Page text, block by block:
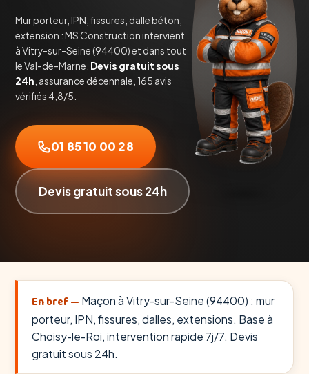
Mur porteur, IPN, fissures, dalle béton,
extension : MS Construction intervient
à Vitry-sur-Seine (94400) et dans tout
le Val-de-Marne. Devis gratuit sous
24h , assurance décennale, 165 avis
vérifiés 4,8/5.
01 85 10 00 28
Devis gratuit sous 24h
En bref — Maçon à Vitry-sur-Seine (94400) : mur
porteur, IPN, fissures, dalles, extensions. Base à
Choisy-le-Roi, intervention rapide 7j/7. Devis
gratuit sous 24h.